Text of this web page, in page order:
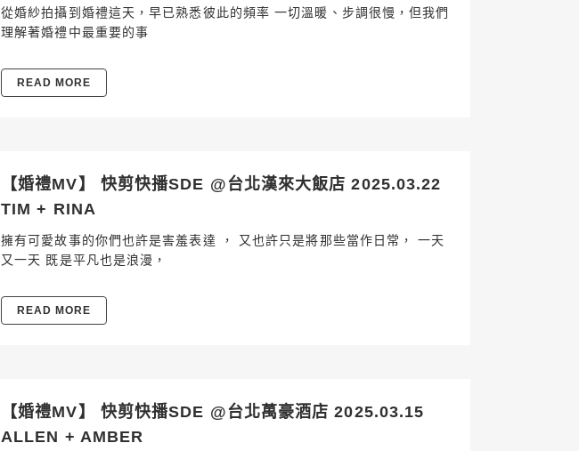
從婚紗拍攝到婚禮這天，早已熟悉彼此的頻率 一切溫暖、步調很慢，但我們
理解著婚禮中最重要的事
READ MORE
【婚禮MV】 快剪快播SDE @台北漢來大飯店 2025.03.22
TIM + RINA
擁有可愛故事的你們也許是害羞表達 ， 又也許只是將那些當作日常， 一天
又一天 既是平凡也是浪漫，
READ MORE
【婚禮MV】 快剪快播SDE @台北萬豪酒店 2025.03.15
ALLEN + AMBER